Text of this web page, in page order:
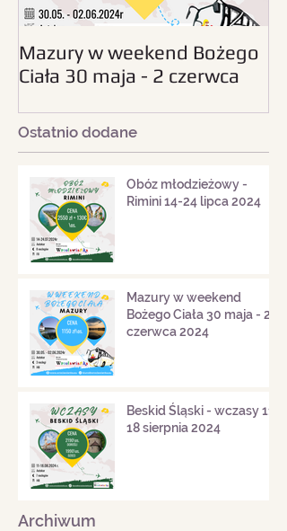
Mazury w weekend Bożego
Ciała 30 maja - 2 czerwca
Ostatnio dodane
Obóz młodzieżowy -
Rimini 14-24 lipca 2024
Mazury w weekend
Bożego Ciała 30 maja - 2
czerwca 2024
Beskid Śląski - wczasy 11-
18 sierpnia 2024
Archiwum